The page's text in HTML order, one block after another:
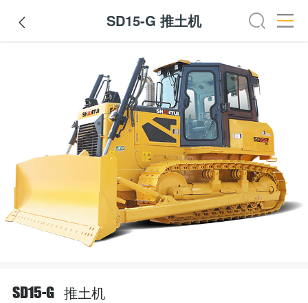
 SD15-G 推土机
SD15-G 推土机